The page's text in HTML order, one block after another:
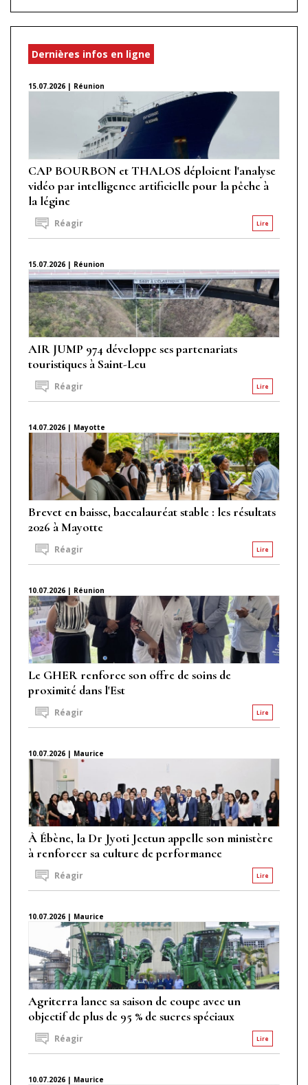
Dernières infos en ligne
15.07.2026 | Réunion
CAP BOURBON et THALOS déploient l'analyse
vidéo par intelligence artificielle pour la pêche à
la légine
Lire
Réagir
15.07.2026 | Réunion
AIR JUMP 974 développe ses partenariats
touristiques à Saint-Leu
Lire
Réagir
14.07.2026 | Mayotte
Brevet en baisse, baccalauréat stable : les résultats
2026 à Mayotte
Lire
Réagir
10.07.2026 | Réunion
Le GHER renforce son offre de soins de
proximité dans l'Est
Lire
Réagir
10.07.2026 | Maurice
À Ébène, la Dr Jyoti Jeetun appelle son ministère
à renforcer sa culture de performance
Lire
Réagir
10.07.2026 | Maurice
Agriterra lance sa saison de coupe avec un
objectif de plus de 95 % de sucres spéciaux
Lire
Réagir
10.07.2026 | Maurice